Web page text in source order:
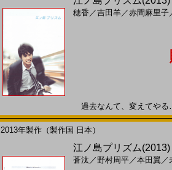
穂香 ／吉田羊／赤間麻里子
過去なんて、変えてや
2013年製作（製作国 日本）
江ノ島プリズム
蒼汰 ／ 野村周平／本田翼／